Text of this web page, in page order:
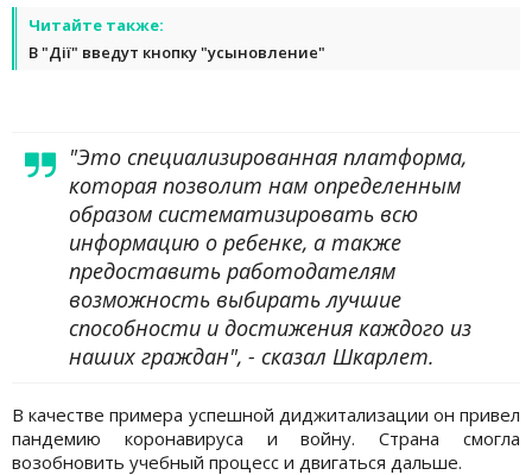
Читайте также:
В "Дії" введут кнопку "усыновление"
"Это специализированная платформа,
которая позволит нам определенным
образом систематизировать всю
информацию о ребенке, а также
предоставить работодателям
возможность выбирать лучшие
способности и достижения каждого из
наших граждан", - сказал Шкарлет.
В качестве примера успешной диджитализации он привел
пандемию коронавируса и войну. Страна смогла
возобновить учебный процесс и двигаться дальше.